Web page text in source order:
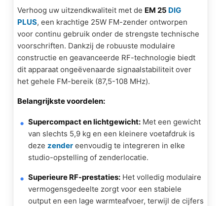
Verhoog uw uitzendkwaliteit met de EM 25 DIG
PLUS, een krachtige 25W FM-zender ontworpen
voor continu gebruik onder de strengste technische
voorschriften. Dankzij de robuuste modulaire
constructie en geavanceerde RF-technologie biedt
dit apparaat ongeëvenaarde signaalstabiliteit over
het gehele FM-bereik (87,5-108 MHz).
Belangrijkste voordelen:
Supercompact en lichtgewicht: Met een gewicht
van slechts 5,9 kg en een kleinere voetafdruk is
deze zender eenvoudig te integreren in elke
studio-opstelling of zenderlocatie.
Superieure RF-prestaties: Het volledig modulaire
vermogensgedeelte zorgt voor een stabiele
output en een lage warmteafvoer, terwijl de cijfers